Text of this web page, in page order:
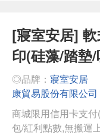
[寢室安居]
印(硅藻/踏墊
◎品牌： 寢室安居
康貿易股份有限公司
商城限用信用卡支
包/紅利點數,無搬運